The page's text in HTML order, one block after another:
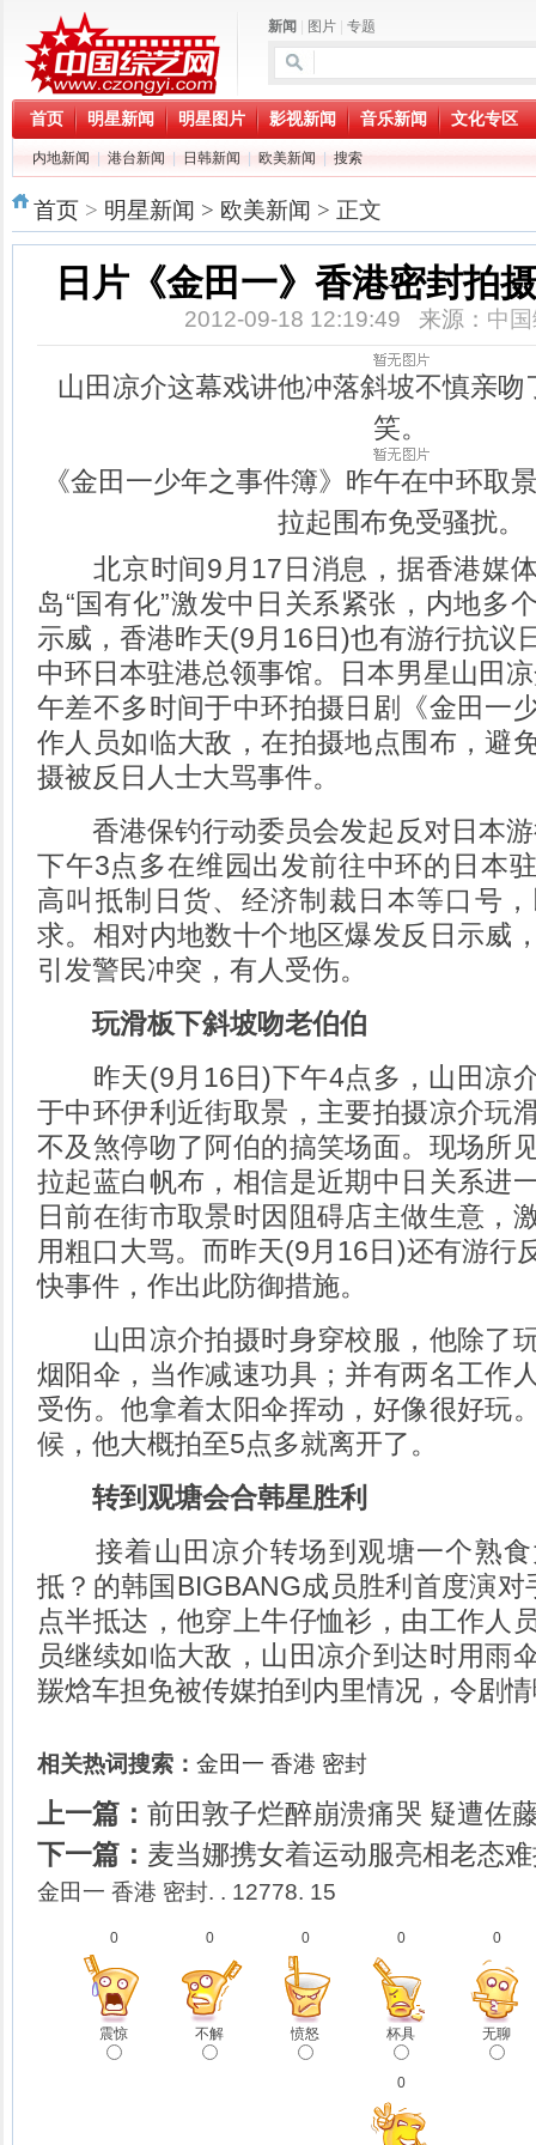
新闻 图片 专题
首页 明星新闻 明星图片 影视新闻 音乐新闻 文化专区
内地新闻 港台新闻 日韩新闻 欧美新闻 搜索
首页 > 明星新闻 > 欧美新闻 > 正文
日片《金田一》香港密封拍
2012-09-18 12:19:49 来源： 中
山田凉介这幕戏讲他冲落斜坡不慎亲吻
笑。
《金田一少年之事件簿》昨午在中环取
拉起围布免受骚扰。
北京时间9月17日消息，据香港媒体
岛“国有化”激发中日关系紧张，内地多
示威，香港昨天(9月16日)也有游行抗议
中环日本驻港总领事馆。日本男星山田
午差不多时间于中环拍摄日剧《金田一
作人员如临大敌，在拍摄地点围布，避
摄被反日人士大骂事件。
香港保钓行动委员会发起反对日本游
下午3点多在维园出发前往中环的日本
高叫抵制日货、经济制裁日本等口号
求。相对内地数十个地区爆发反日示威
引发警民冲突，有人受伤。
玩滑板下斜坡吻老伯伯
昨天(9月16日)下午4点多，山田凉
于中环伊利近街取景，主要拍摄凉介玩
不及煞停吻了阿伯的搞笑场面。现场所
拉起蓝白帆布，相信是近期中日关系进
日前在街市取景时因阻碍店主做生意，
用粗口大骂。而昨天(9月16日)还有游行
快事件，作出此防御措施。
山田凉介拍摄时身穿校服，他除了
烟阳伞，当作减速功具；并有两名工作
受伤。他拿着太阳伞挥动，好像很好玩
候，他大概拍至5点多就离开了。
转到观塘会合韩星胜利
接着山田凉介转场到观塘一个熟食
抵？的韩国BIGBANG成员胜利首度演
点半抵达，他穿上牛仔恤衫，由工作人
员继续如临大敌，山田凉介到达时用雨
羰焓车担免被传媒拍到内里情况，令剧
相关热词搜索： 金田一 香港 密封
上一篇： 前田敦子烂醉崩溃痛哭 疑遭佐
下一篇： 麦当娜携女着运动服亮相老态
金田一 香港 密封. . 12778. 15
0
震惊
0
不解
0
愤怒
0
杯具
0
无聊
0